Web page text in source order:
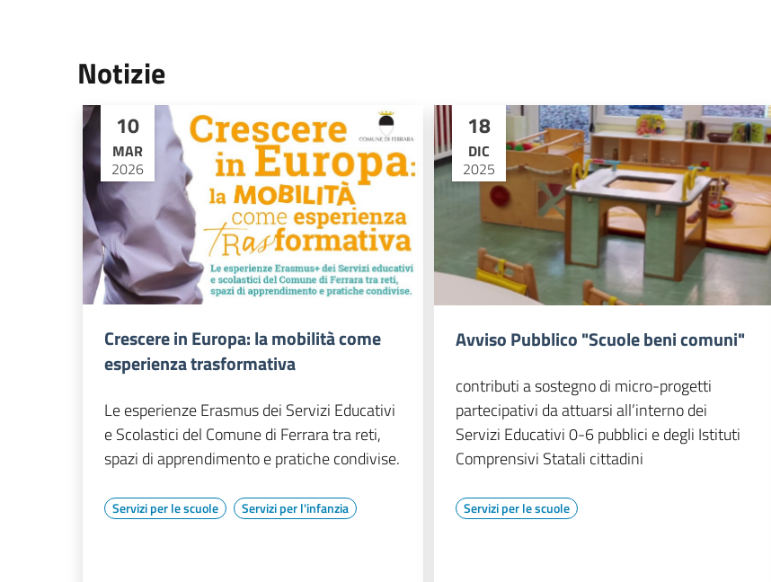
Notizie
10
MAR
2026
Crescere in Europa: la mobilità come
esperienza trasformativa
Le esperienze Erasmus dei Servizi Educativi
e Scolastici del Comune di Ferrara tra reti,
spazi di apprendimento e pratiche condivise.
Servizi per le scuole Servizi per l'infanzia
18
DIC
2025
Avviso Pubblico "Scuole beni comuni"
contributi a sostegno di micro-progetti
partecipativi da attuarsi all’interno dei
Servizi Educativi 0-6 pubblici e degli Istituti
Comprensivi Statali cittadini
Servizi per le scuole